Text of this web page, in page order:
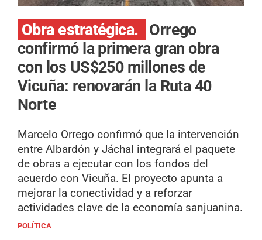
Obra estratégica.
Orrego
confirmó la primera gran obra
con los US$250 millones de
Vicuña: renovarán la Ruta 40
Norte
Marcelo Orrego confirmó que la intervención
entre Albardón y Jáchal integrará el paquete
de obras a ejecutar con los fondos del
acuerdo con Vicuña. El proyecto apunta a
mejorar la conectividad y a reforzar
actividades clave de la economía sanjuanina.
POLÍTICA